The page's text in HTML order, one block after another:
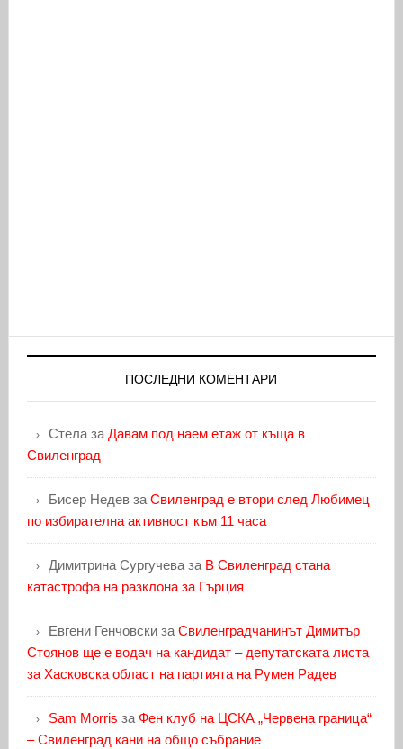
ПОСЛЕДНИ КОМЕНТАРИ
СтелазаДавам под наем етаж от къща в
Свиленград
Бисер НедевзаСвиленград е втори след Любимец
по избирателна активност към 11 часа
Димитрина Сургучеваза В Свиленград стана
катастрофа на разклона за Гърция
Евгени ГенчовскизаСвиленградчанинът Димитър
Стоянов ще е водач на кандидат – депутатската листа
за Хасковска област на партията на Румен Радев
Sam Morris заФен клуб на ЦСКА „Червена граница“
– Свиленград кани на общо събрание